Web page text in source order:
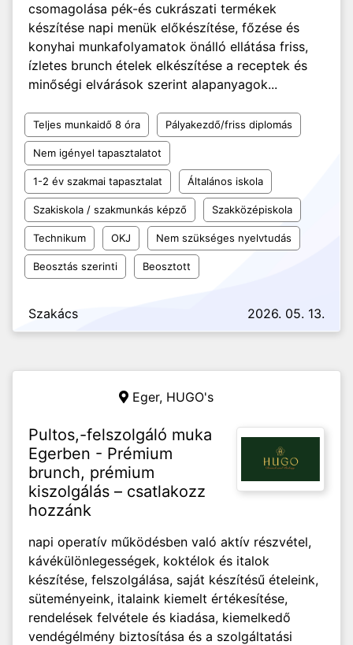
csomagolása pék-és cukrászati termékek
készítése napi menük előkészítése, főzése és
konyhai munkafolyamatok önálló ellátása friss,
ízletes brunch ételek elkészítése a receptek és
minőségi elvárások szerint alapanyagok...
Teljes munkaidő 8 óra Pályakezdő/friss diplomás
Nem igényel tapasztalatot
1-2 év szakmai tapasztalat Általános iskola
Szakiskola / szakmunkás képző Szakközépiskola
Technikum OKJ Nem szükséges nyelvtudás
Beosztás szerinti Beosztott
Szakács 2026. 05. 13.
Eger, HUGO's
Pultos,-felszolgáló muka
Egerben - Prémium
brunch, prémium
kiszolgálás – csatlakozz
hozzánk
napi operatív működésben való aktív részvétel,
kávékülönlegességek, koktélok és italok
készítése, felszolgálása, saját készítésű ételeink,
süteményeink, italaink kiemelt értékesítése,
rendelések felvétele és kiadása, kiemelkedő
vendégélmény biztosítása és a szolgáltatási